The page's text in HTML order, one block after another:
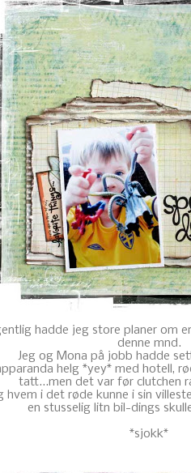
hadde jeg store planer om
denne mnd.
Jeg og Mona på jobb hadde
helg *yey* med hotell,
tatt...men det var før clutchen
hvem i det røde kunne i sin
en stusselig litn bil-dings
*sjokk*